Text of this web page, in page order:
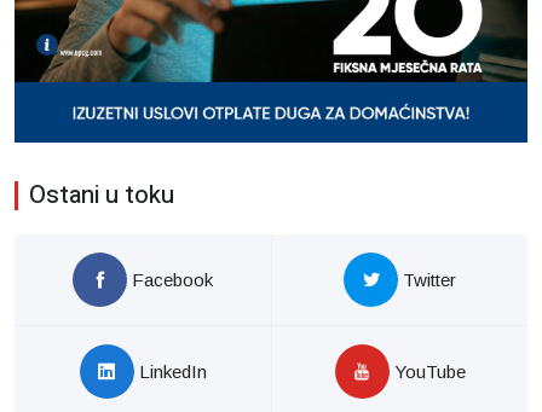
Ostani u toku
Facebook Twitter
LinkedIn YouTube